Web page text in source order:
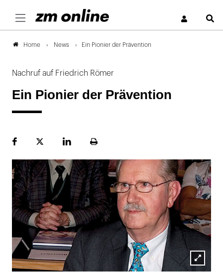
Home News Ein Pionier der Prävention
Nachruf auf Friedrich Römer
Ein Pionier der Prävention
FacebookPlattformLinekdInSeite
Lightbox